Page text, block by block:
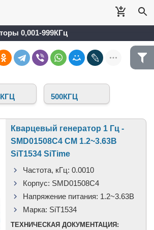
0,001-999КГц
500КГЦ
Кварцевый генератор 1 Гц -
SMD01508C4 CM 1.2~3.63В
SiT1534 SiTime
Частота, кГц: 0.0010
Корпус: SMD01508C4
Напряжение питания: 1.2~3.63В
Марка: SiT1534
ТЕХНИЧЕСКАЯ ДОКУМЕНТАЦИЯ: